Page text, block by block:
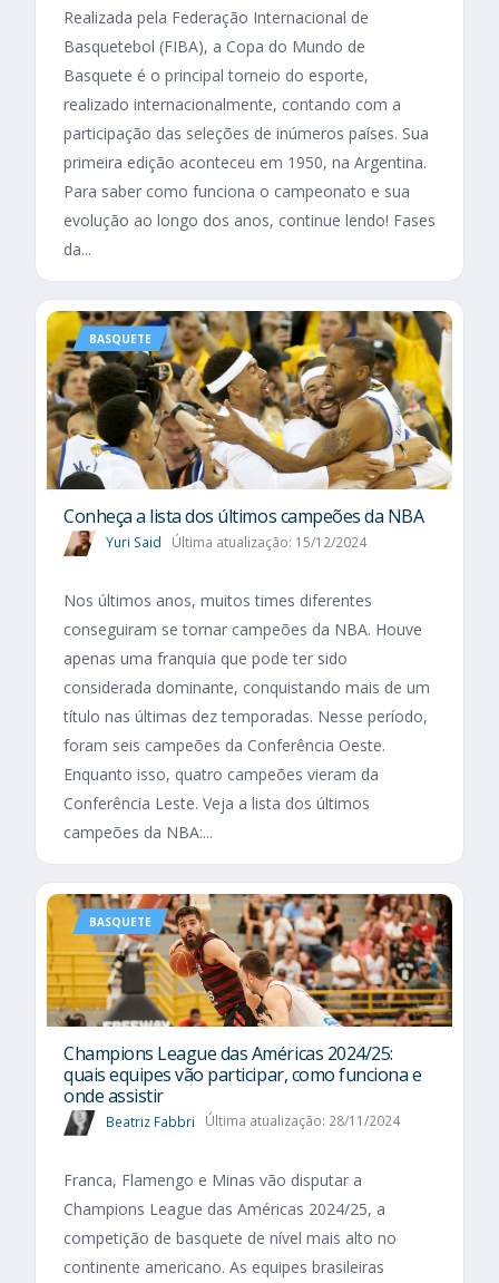
Realizada pela Federação Internacional de
Basquetebol (FIBA), a Copa do Mundo de
Basquete é o principal torneio do esporte,
realizado internacionalmente, contando com a
participação das seleções de inúmeros países. Sua
primeira edição aconteceu em 1950, na Argentina.
Para saber como funciona o campeonato e sua
evolução ao longo dos anos, continue lendo! Fases
da...
BASQUETE
Conheça a lista dos últimos campeões da NBA
Yuri Said Última atualização: 15/12/2024
Nos últimos anos, muitos times diferentes
conseguiram se tornar campeões da NBA. Houve
apenas uma franquia que pode ter sido
considerada dominante, conquistando mais de um
título nas últimas dez temporadas. Nesse período,
foram seis campeões da Conferência Oeste.
Enquanto isso, quatro campeões vieram da
Conferência Leste. Veja a lista dos últimos
campeões da NBA:...
BASQUETE
Champions League das Américas 2024/25:
quais equipes vão participar, como funciona e
onde assistir
Beatriz Fabbri Última atualização: 28/11/2024
Franca, Flamengo e Minas vão disputar a
Champions League das Américas 2024/25, a
competição de basquete de nível mais alto no
continente americano. As equipes brasileiras